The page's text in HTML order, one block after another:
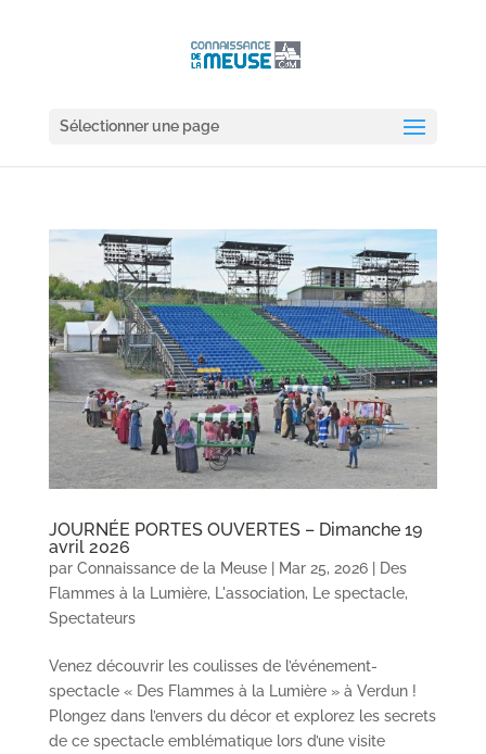
Sélectionner une page
JOURNÉE PORTES OUVERTES – Dimanche 19
avril 2026
par Connaissance de la Meuse| Mar 25, 2026|
Des
Flammes à la Lumière, L'association, Le spectacle,
Spectateurs
Venez découvrir les coulisses de l’événement-
spectacle « Des Flammes à la Lumière » à Verdun !
Plongez dans l’envers du décor et explorez les secrets
de ce spectacle emblématique lors d’une visite